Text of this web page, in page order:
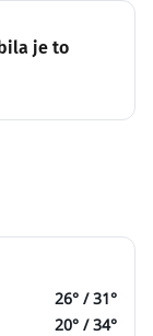
je to
26° /31°
20° /34°